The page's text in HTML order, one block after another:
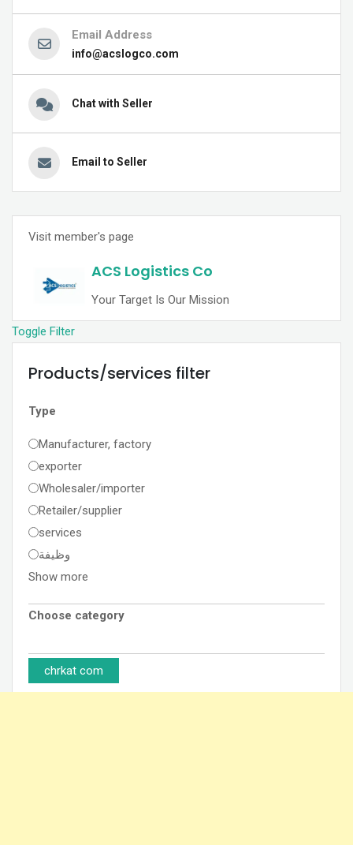
Email Address
info@acslogco.com
Chat with Seller
Email to Seller
Visit member's page
ACS Logistics Co
Your Target Is Our Mission
Toggle Filter
Products/services filter
Type
Manufacturer, factory
exporter
Wholesaler/importer
Retailer/supplier
services
وظيفة
Show more
Choose category
chrkat com